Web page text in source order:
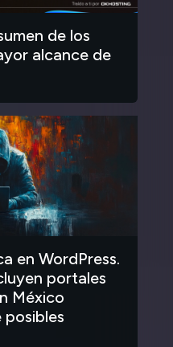
de los
alcance de
en WordPress.
portales
México
posibles